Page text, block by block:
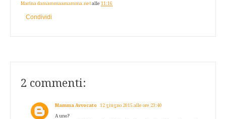
Marina damammaamamma.net alle 11:16
Condividi
2 commenti:
Mamma Avvocato 12 giugno 2015 alle ore 23:40
A uno?